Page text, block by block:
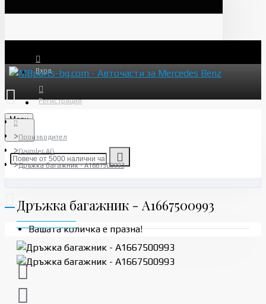
Вход
Регистрация
Menu
Вашата количка е празна!
Производител
Daimler AG
Дръжка багажник - A1667500993
Дръжка багажник - A1667500993